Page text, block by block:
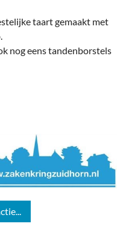
taart gemaakt met
nog eens tandenborstels